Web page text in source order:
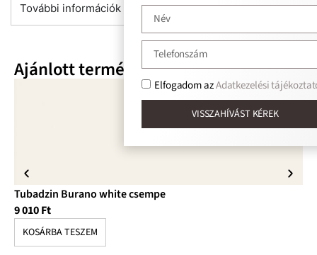
További információk
Ajánlott termékek
Tubadzin Burano white csempe
9 010Ft
KOSÁRBA TESZEM
Elfogadom azAdatkezelési
VISSZAHÍVÁST KÉREK